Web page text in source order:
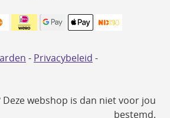
- Privacybeleid -
Deze webshop is dan niet voor jou
bestemd.